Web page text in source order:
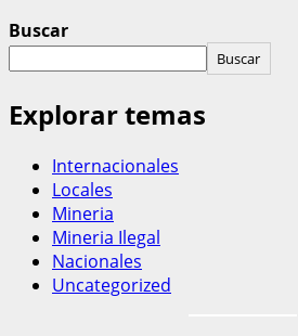
Buscar
Buscar
Explorar temas
Internacionales
Locales
Mineria
Mineria Ilegal
Nacionales
Uncategorized